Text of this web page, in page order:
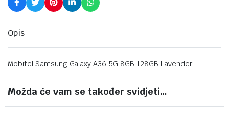
Opis
Mobitel Samsung Galaxy A36 5G 8GB 128GB Lavender
Možda će vam se također svidjeti…